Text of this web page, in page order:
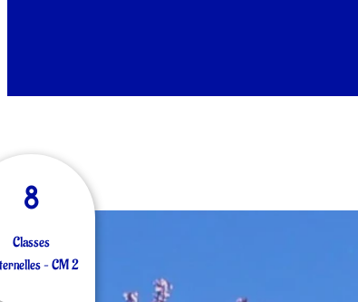
8
Classes
– CM 2